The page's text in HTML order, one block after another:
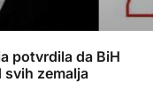
potvrdila da BiH
svih zemalja